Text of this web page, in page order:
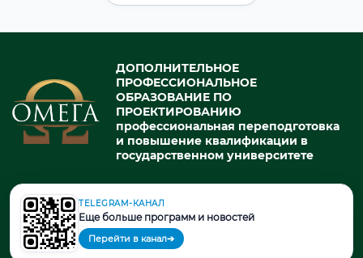
ДОПОЛНИТЕЛЬНОЕ
ПРОФЕССИОНАЛЬНОЕ
ОБРАЗОВАНИЕ ПО
ПРОЕКТИРОВАНИЮ
профессиональная переподготовка
и повышение квалификации в
государственном университете
© 2026. При использовании материалов портала активная ссылка
на источник обязательна.
TELEGRAM-КАНАЛ
Еще больше программ и новостей
Перейти в канал➔